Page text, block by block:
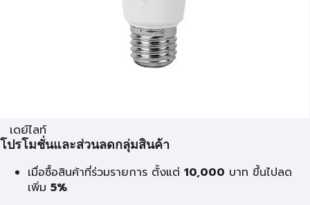
เดย์ไลท์
โปรโมชั่นและส่วนลดกลุ่มสินค้า
เมื่อซื้อสินค้าที่ร่วมรายการ ตั้งแต่ 10,000 บาท ขึ้นไปลด
เพิ่ม 5%